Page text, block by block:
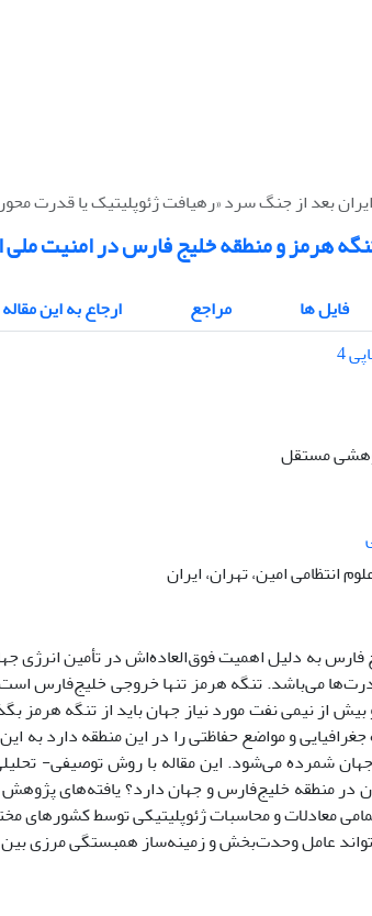
بعد از جنگ سرد «رهیافت ژئوپلیتیک یا قدرت
هرمز و منطقه خلیج فارس در امنیت
فایل ها مراجع ارجاع به این مقاله
مستقل
انتظامی امین، تهران، ایران
به دلیل اهمیت فوق‌العاده‌اش در تأمین انرژی
می‌باشد. تنگه هرمز تنها خروجی خلیج‌فارس
از نیمی نفت مورد نیاز جهان باید از تنگه هرمز
و مواضع حفاظتی را در این منطقه دارد به
و جهان شمرده می‌شود. این مقاله با روش توصیفی-
در منطقه خلیج‌فارس و جهان دارد؟ یافته‌های
معادلات و محاسبات ژئوپلیتیکی توسط کشورهای
عامل وحدت‌بخش و زمینه‌ساز همبستگی مرزی